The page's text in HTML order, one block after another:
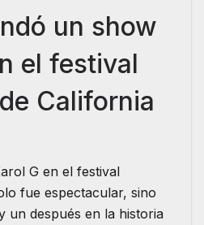
un show
el festival
California
G en el festival
fue espectacular, sino
un después en la historia